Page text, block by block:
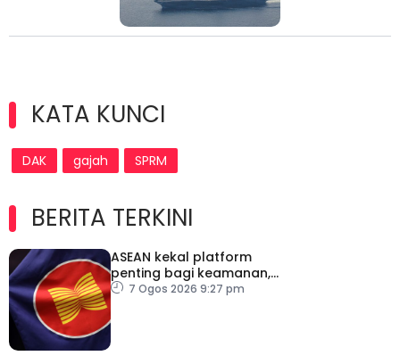
KATA KUNCI
DAK gajah SPRM
BERITA TERKINI
ASEAN kekal platform
penting bagi keamanan,
kestabilan serantau –
7 Ogos 2026 9:27 pm